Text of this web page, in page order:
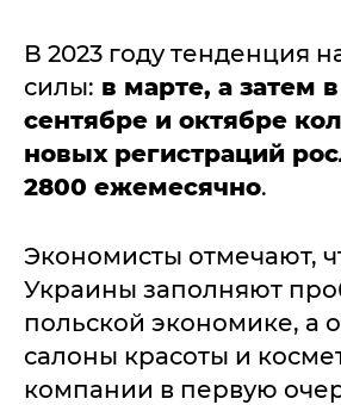
В 2023 году тенденция
силы: в марте, а затем
сентябре и октябре
новых регистраций
2800 ежемесячно.
Экономисты отмечают,
Украины заполняют
польской экономике, а
салоны красоты и
компании в первую